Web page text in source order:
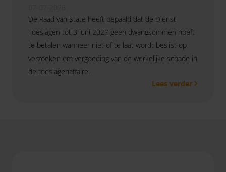
De Raad van State heeft bepaald dat de Dienst
Toeslagen tot 3 juni 2027 geen dwangsommen hoeft
te betalen wanneer niet of te laat wordt beslist op
verzoeken om vergoeding van de werkelijke schade in
de toeslagenaffaire.
Lees verder